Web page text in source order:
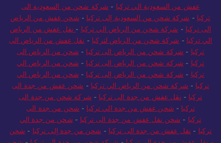
عفش من السعودية الي تركيا - شركة شحن من السعودية الى
تركيا - شركة شحن من السعودية إلى تركيا - شحن عفش من الرياض
الى تركيا - شركة شحن من الرياض الي تركيا - نقل عفش من الرياض
الي تركيا - شركة شحن من الرياض لتركيا - نقل عفش من الرياض الى
تركيا - شركة شحن من الرياض الى تركيا - شحن من الرياض الى
تركيا - شركة شحن من الرياض الى تركيا - شحن من الرياض الي
تركيا - شركة شحن من الرياض إلى تركيا - شحن من الرياض الي
تركيا - شركة شحن من الرياض الي تركيا - شحن عفش من جدة الى
تركيا - نقل عفش من جدة الى تركيا - شركة شحن من جدة الى
تركيا - شحن عفش من جدة الي تركيا - شحن من جدة الى
تركيا - شحن نقل عفش من جدة الى تركيا - شحن من جدة الي
تركيا - نقل عفش من جدة الى تركيا - شحن من جدة إلى تركيا - شحن